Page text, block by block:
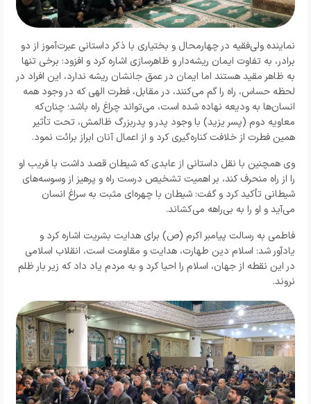
نماینده ولی‌فقیه در چهارمحال و بختیاری با ذکر داستانی عبرت‌آموز از دو
برادر، به تفاوت ایمان ریشه‌دار و ظاهرسازی اشاره کرد و افزود: برخی تنها
به ظاهر مقید هستند اما ایمان در عمق جانشان ریشه ندارد، این افراد در
لحظه حساس، راه را گم می‌کنند، در مقابل، فطرت الهی که در وجود همه
انسان‌ها به ودیعه نهاده شده است، می‌تواند چراغ راه باشد؛ چنان‌که
معاویه دوم (پسر یزید) با وجود پدر و پدربزرگ ظالمش، تحت تأثیر
همین فطرت از خلافت کناره‌گیری کرد و از اعمال آنان ابراز برائت نمود.
وی همچنین با نقل داستانی از عابدی که شیطان قصد داشت با فریب او
را از راه منحرف کند، بر اهمیت تشخیص درست راه و پرهیز از وسوسه‌های
شیطانی تأکید کرد و گفت: شیطان با چهره‌ای مثبت به سراغ انسان
می‌آید و او را به بی‌راهه می‌کشاند.
فاطمی به رسالت پیامبر اکرم (ص) برای هدایت بشریت اشاره کرد و
یادآور شد: اسلام دین طهارت، هدایت و مقاومت است، انقلاب اسلامی
در این نقطه از جهان، اسلام را احیا کرد و به مردم یاد داد که زیر بار ظلم
نروند.